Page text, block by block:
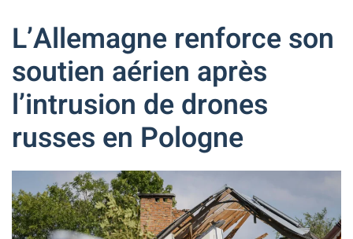
L’Allemagne renforce son
soutien aérien après
l’intrusion de drones
russes en Pologne